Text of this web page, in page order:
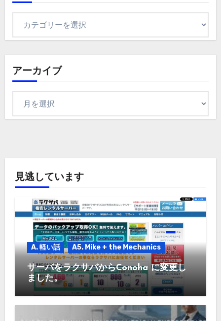
アーカイブ
見逃しています
A. 軽い話 A5. Mike + the Mechanics
サーバをラクサバからConoha に変更し
ました。